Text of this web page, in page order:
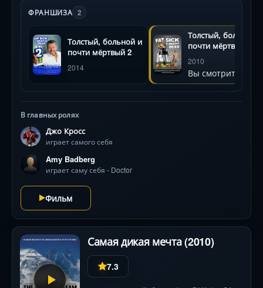
отправляется в экстремальное путешествие по
американским трассам. 60 дней — только соки из
овощей и зелени, никакой твердой пищи. Камера
фиксирует каждый шаг этой опасной трансформации,
где дорога становится метафорой борьбы за жизнь, а
встречи с незнакомцами — проверкой силы духа.
Главный вопрос: сможет ли организм исцелить себя,
когда медицина бессильна?
ФРАНШИЗА 2
Толстый, больной и
почти мёртвый 2
2014
Толстый, больной и
почти мёртвый
2010
Вы смотрите
В главных ролях
Джо Кросс
играет самого себя
Amy Badberg
играет саму себя - Doctor
Фильм
Самая дикая мечта (2010)
7.3